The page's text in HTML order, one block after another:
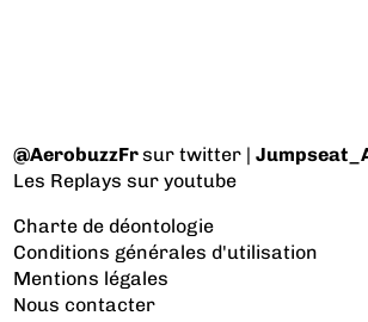
@AerobuzzFrsur twitter |
Les Replays sur youtube
Charte de déontologie
Conditions générales d'utilisation
Mentions légales
Nous contacter